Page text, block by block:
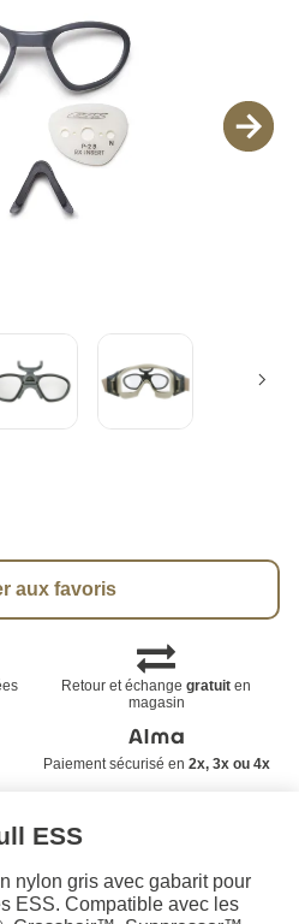
aux favoris
Retour et échangegratuit en
magasin
Paiement sécurisé en 2x, 3x ou 4x
ESS
nylon gris avec gabarit pour
ESS. Compatible avec les